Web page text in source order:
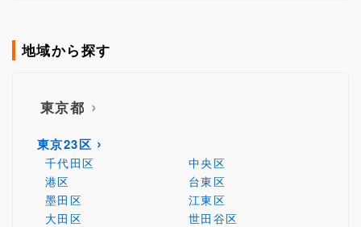
地域から探す
東京都
東京23区
千代田区
中央区
港区
台東区
墨田区
江東区
大田区
世田谷区